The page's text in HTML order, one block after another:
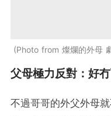
Photo from 燦爛的外母
父母極力反對：好
不過哥哥的外父外母